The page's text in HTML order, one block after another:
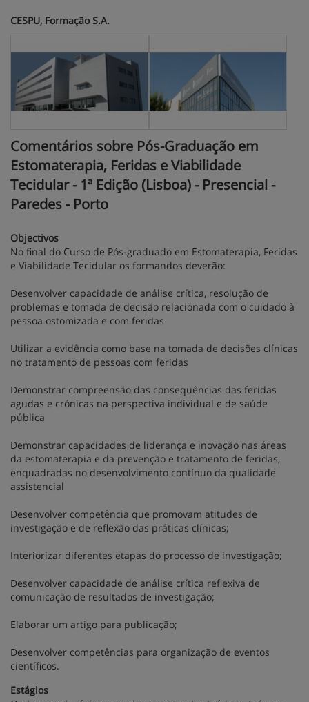
CESPU, Formação S.A.
Comentários sobre Pós-Graduação em
Estomaterapia, Feridas e Viabilidade
Tecidular - 1ª Edição (Lisboa) - Presencial -
Paredes - Porto
Objectivos
No final do Curso de Pós-graduado em Estomaterapia, Feridas
e Viabilidade Tecidular os formandos deverão:
Desenvolver capacidade de análise crítica, resolução de
problemas e tomada de decisão relacionada com o cuidado à
pessoa ostomizada e com feridas
Utilizar a evidência como base na tomada de decisões clínicas
no tratamento de pessoas com feridas
Demonstrar compreensão das consequências das feridas
agudas e crónicas na perspectiva individual e de saúde
pública
Demonstrar capacidades de liderança e inovação nas áreas
da estomaterapia e da prevenção e tratamento de feridas,
enquadradas no desenvolvimento contínuo da qualidade
assistencial
Desenvolver competência que promovam atitudes de
investigação e de reflexão das práticas clínicas;
Interiorizar diferentes etapas do processo de investigação;
Desenvolver capacidade de análise crítica reflexiva de
comunicação de resultados de investigação;
Elaborar um artigo para publicação;
Desenvolver competências para organização de eventos
científicos.
Estágios